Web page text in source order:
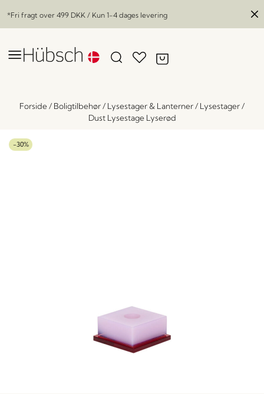
*Fri fragt over 499 DKK / Kun 1-4 dages levering
Forside/ Boligtilbehør/ Lysestager & Lanterner/ Lysestager/
Dust Lysestage Lyserød
-30%